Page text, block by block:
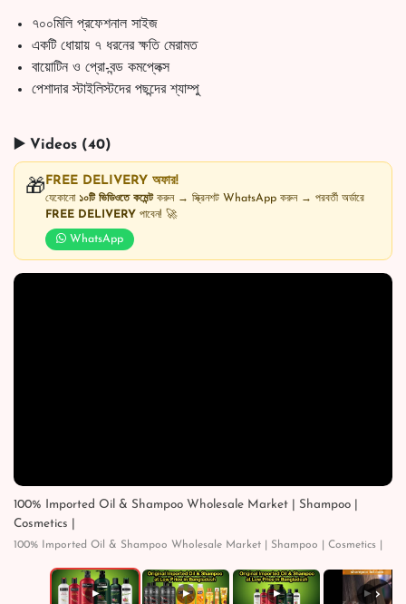
৭০০মিলি প্রফেশনাল সাইজ
একটি ধোয়ায় ৭ ধরনের ক্ষতি মেরামত
বায়োটিন ও প্রো-বন্ড কমপ্লেক্স
পেশাদার স্টাইলিস্টদের পছন্দের শ্যাম্পু
▶️ Videos (40)
🎁 FREE DELIVERY অফার!
যেকোনো ১০টি ভিডিওতে কমেন্টকরুন → স্ক্রিনশট WhatsApp করুন → পরবর্তী অর্ডারে
FREE DELIVERY পাবেন! 🚀
WhatsApp
100% Imported Oil & Shampoo Wholesale Market | Shampoo |
Cosmetics |
100% Imported Oil & Shampoo Wholesale Market | Shampoo | Cosmetics |
▶ ▶ ▶ ▶ ›